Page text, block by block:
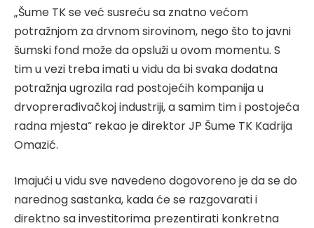
„Šume TK se već susreću sa znatno većom
potražnjom za drvnom sirovinom, nego što to javni
šumski fond može da opsluži u ovom momentu. S
tim u vezi treba imati u vidu da bi svaka dodatna
potražnja ugrozila rad postojećih kompanija u
drvoprerađivačkoj industriji, a samim tim i postojeća
radna mjesta“ rekao je direktor JP Šume TK Kadrija
Omazić.
Imajući u vidu sve navedeno dogovoreno je da se do
narednog sastanka, kada će se razgovarati i
direktno sa investitorima prezentirati konkretna